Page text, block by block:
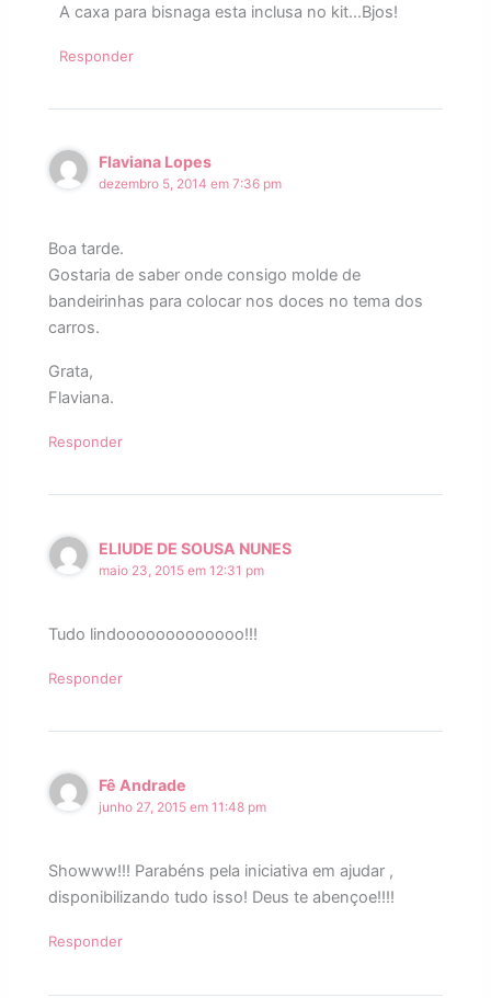
A caxa para bisnaga esta inclusa no kit…Bjos!
Responder
Flaviana Lopes
dezembro 5, 2014 em 7:36 pm
Boa tarde.
Gostaria de saber onde consigo molde de
bandeirinhas para colocar nos doces no tema dos
carros.
Grata,
Flaviana.
Responder
ELIUDE DE SOUSA NUNES
maio 23, 2015 em 12:31 pm
Tudo lindooooooooooooo!!!
Responder
Fê Andrade
junho 27, 2015 em 11:48 pm
Showww!!! Parabéns pela iniciativa em ajudar ,
disponibilizando tudo isso! Deus te abençoe!!!!
Responder